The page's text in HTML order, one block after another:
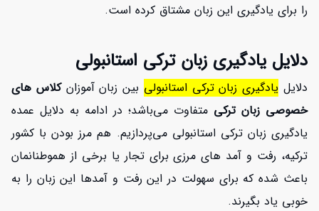
را برای یادگیری این زبان مشتاق کرده است.
دلایل یادگیری زبان ترکی استانبولی
دلایل یادگیری زبان ترکی استانبولی بین زبان آموزانکلاس های
خصوصی زبان ترکی متفاوت می‌باشد؛ در ادامه به دلایل عمده
یادگیری زبان ترکی استانبولی می‌پردازیم. هم مرز بودن با کشور
ترکیه، رفت و آمد های مرزی برای تجار یا برخی از هموطنانمان
باعث شده که برای سهولت در این رفت و آمدها این زبان را به
خوبی یاد بگیرند.